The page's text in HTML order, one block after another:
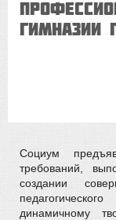
гимназии
Социум
требований,
создании
динамичному